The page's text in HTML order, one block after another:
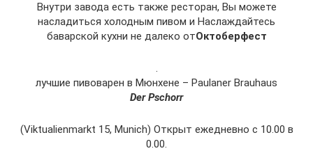
Внутри завода есть также ресторан, Вы можете
насладиться холодным пивом и Наслаждайтесь
баварской кухни не далеко отОктоберфест
.
лучшие пивоварен в Мюнхене – Paulaner Brauhaus
Der Pschorr
(Viktualienmarkt 15, Munich) Открыт ежедневно с 10.00 в
0.00.